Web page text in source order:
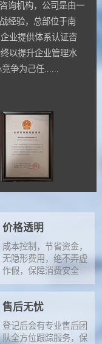
询机构，公司是由一
经验，总部位于南
业提供体系认证咨
以提升企业管理水
争为己任......
价格透明
成本控制，节省资金，
无隐形费用，绝不弄虚
作假，保障消费安全
售后无忧
登记后会有专业售后团
队全方位跟踪服务，保